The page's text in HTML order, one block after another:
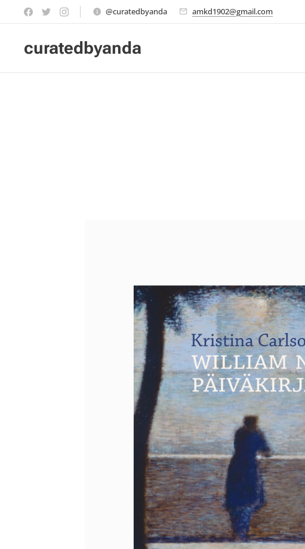
@curatedbyanda amkd1902@gmail.com
curatedbyanda